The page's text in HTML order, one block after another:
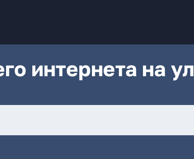
интернета на ул